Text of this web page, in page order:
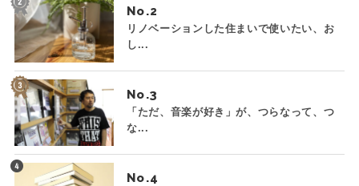
No.
リノベーションした住まいで使いたい、お
し...
No.
「ただ、音楽が好き」が、つらなって、つ
な...
No.